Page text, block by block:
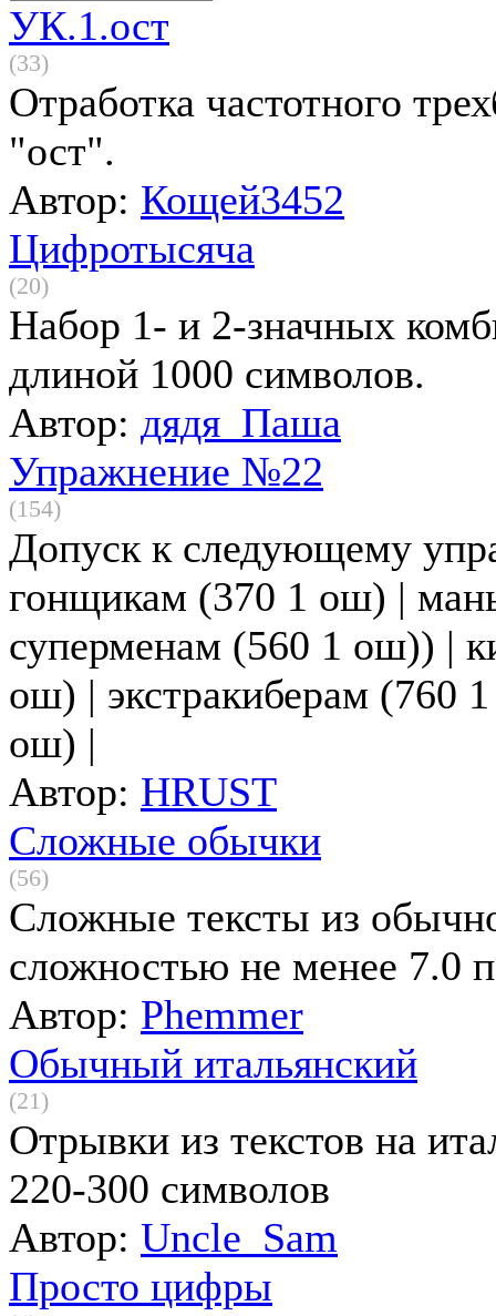
УК.1.ост
(33)
Отработка частотного
"ост".
Автор: Кощей3452
Цифротысяча
(20)
Набор 1- и 2-значных
длиной 1000 символов.
Автор: дядя_Паша
Упражнение №22
(154)
Допуск к следующему
гонщикам (370 1 ош) |
суперменам (560 1 ош)) |
ош) | экстракиберам (760
ош) |
Автор: HRUST
Сложные обычки
(56)
Сложные тексты из
сложностью не менее 7.0
Автор: Phemmer
Обычный итальянский
(21)
Отрывки из текстов на
220-300 символов
Автор: Uncle_Sam
Просто цифры